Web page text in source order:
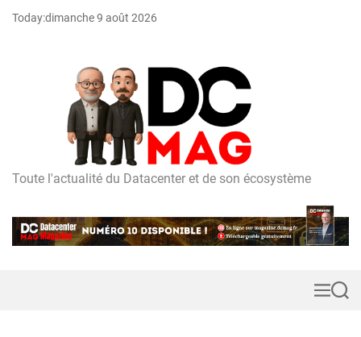
Today:dimanche 9 août 2026
D
m
a
Toute l'actualité du Datacenter et de son écosystème
MS